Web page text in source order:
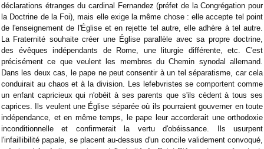
déclarations étranges du cardinal Fernandez (préfet de la Congrégation pour
la Doctrine de la Foi), mais elle exige la même chose : elle accepte tel point
de l'enseignement de l'Église et en rejette tel autre, elle adhère à tel autre.
La Fraternité souhaite créer une Église parallèle avec sa propre doctrine,
des évêques indépendants de Rome, une liturgie différente, etc. C'est
précisément ce que veulent les membres du Chemin synodal allemand.
Dans les deux cas, le pape ne peut consentir à un tel séparatisme, car cela
conduirait au chaos et à la division. Les lefebvristes se comportent comme
un enfant capricieux qui n'obéit à ses parents que s'ils cèdent à tous ses
caprices. Ils veulent une Église séparée où ils pourraient gouverner en toute
indépendance, et en même temps, le pape leur accorderait une orthodoxie
inconditionnelle et confirmerait la vertu d'obéissance. Ils usurpent
l'infaillibilité papale, se placent au-dessus d'un concile validement convoqué,